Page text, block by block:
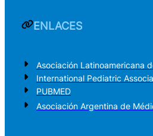
ENLACES
Asociación Latinoamericana
International Pediatric
PUBMED
Asociación Argentina de